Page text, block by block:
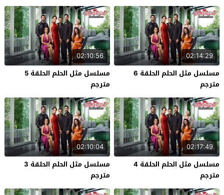
02:14:29
مسلسل مثل الحلم الحلقة 6
مترجم
02:10:56
مسلسل مثل الحلم الحلقة 5
مترجم
02:17:49
مسلسل مثل الحلم الحلقة 4
مترجم
02:10:04
مسلسل مثل الحلم الحلقة 3
مترجم